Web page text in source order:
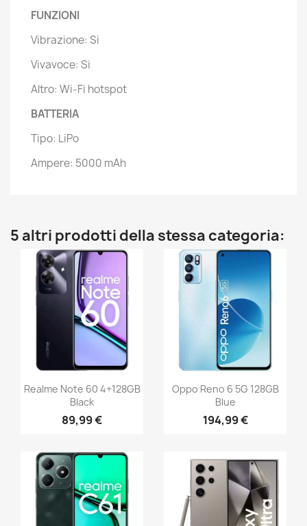
FUNZIONI
Vibrazione: Si
Vivavoce: Si
Altro: Wi-Fi hotspot
BATTERIA
Tipo: LiPo
Ampere: 5000 mAh
5 altri prodotti della stessa categoria:
Realme Note 60 4+128GB
Black
89,99 €
Oppo Reno 6 5G 128GB
Blue
194,99 €